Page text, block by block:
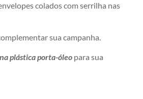
colados com serrilha nas
sua campanha.
plástica porta-óleo para sua